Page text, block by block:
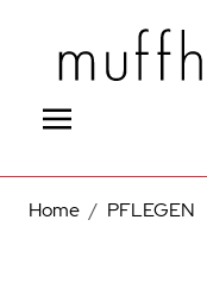
Home / PFLEGEN